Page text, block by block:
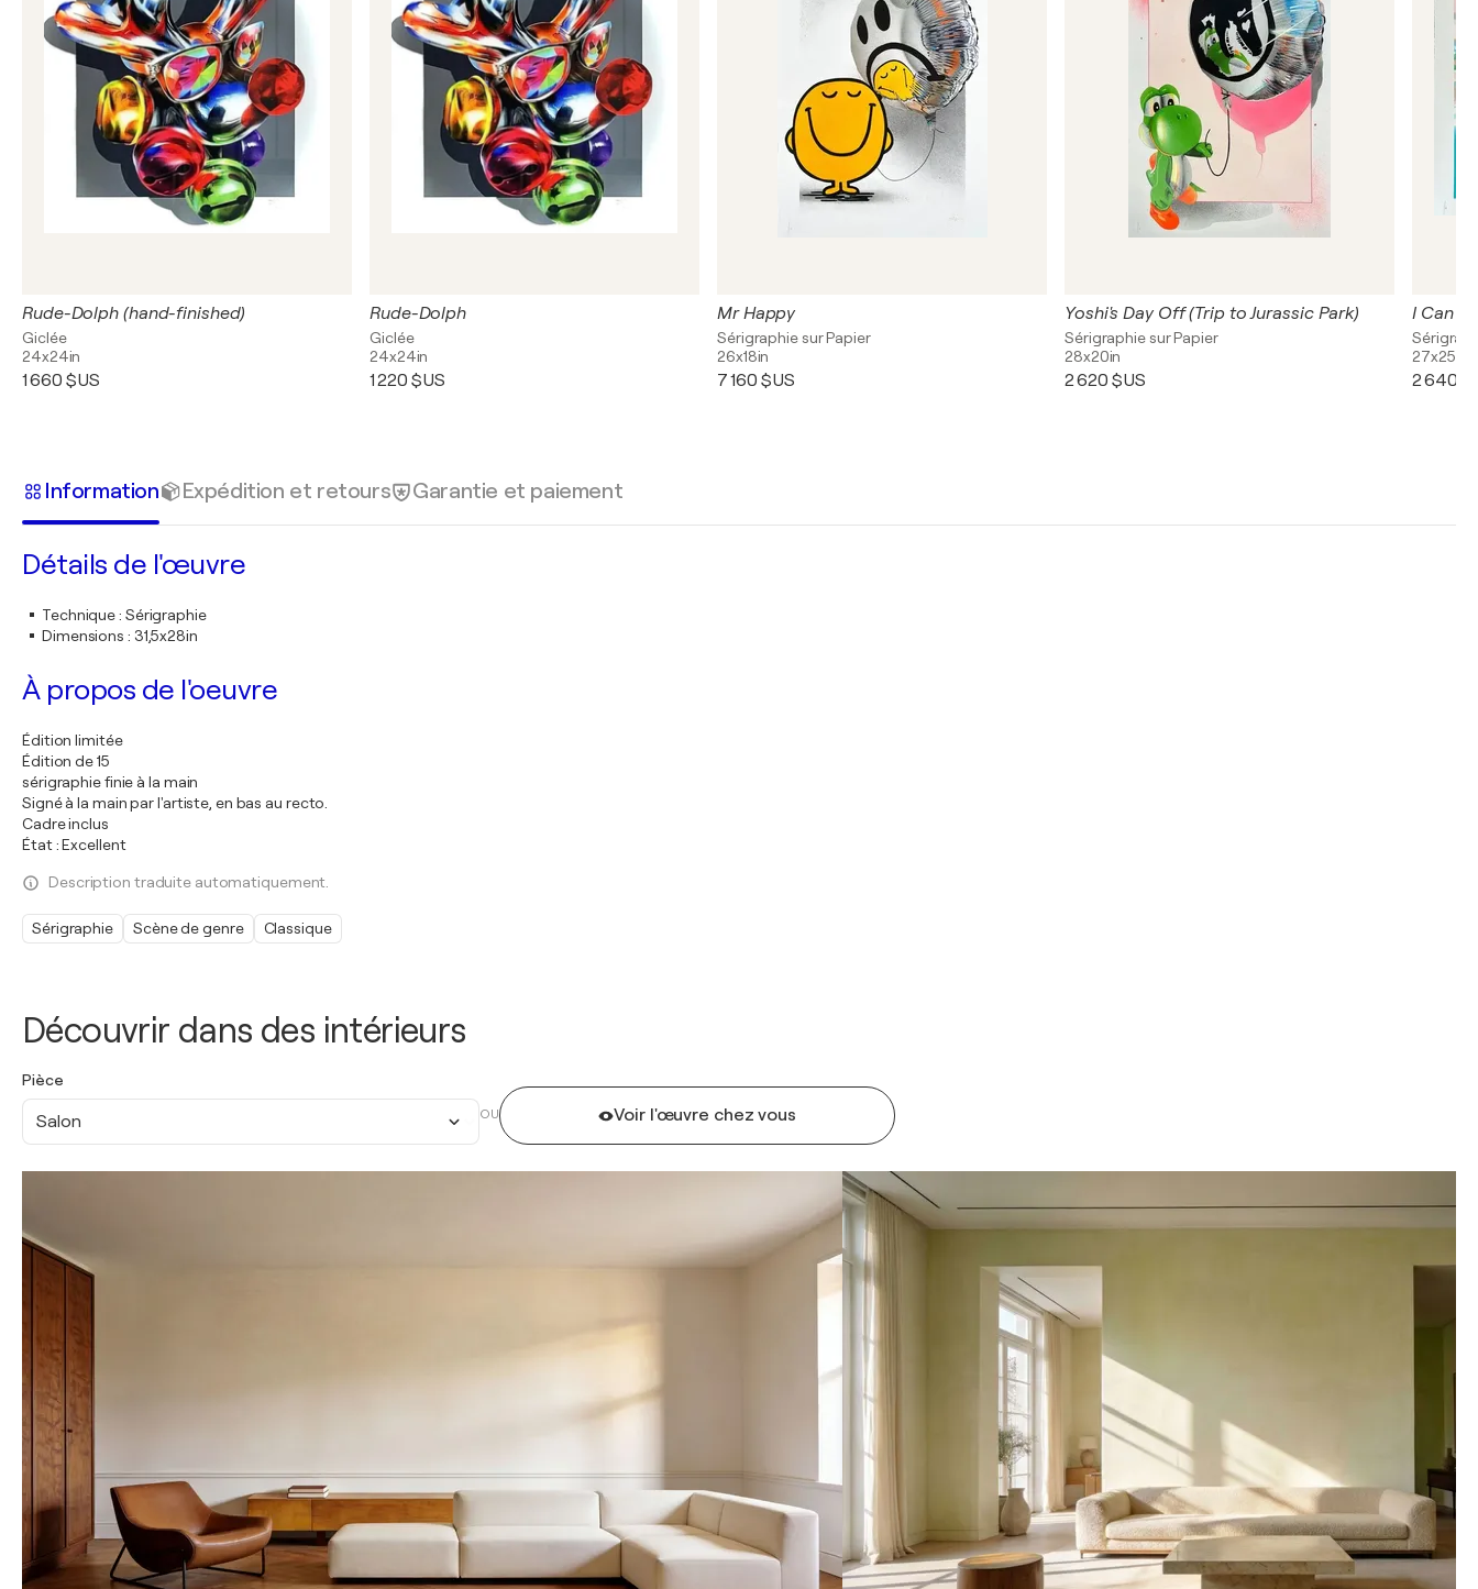
Découvrir dans des intérieurs
Pièce
Salon OU Voir l'œuvre chez vous
Rude-Dolph (hand-finished)
Giclée
24x24in
1 660 $US
Rude-Dolph
Giclée
24x24in
1 220 $US
Mr Happy
Sérigraphie sur Papier
26x18in
7 160 $US
Yoshi's Day Off (Trip to Jurassic Park)
Sérigraphie sur Papier
28x20in
2 620 $US
27x25in
2 640
Information Expédition et retours Garantie et paiement
Détails de l'œuvre
Technique: Sérigraphie
Dimensions : 31,5x28in
À propos de l'oeuvre
Édition limitée
Édition de 15
sérigraphie finie à la main
Signé à la main par l'artiste, en bas au recto.
Cadre inclus
État : Excellent
Description traduite automatiquement.
Sérigraphie Scène de genre Classique